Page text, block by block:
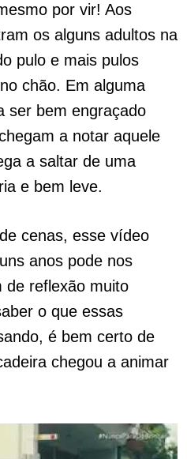
por vir! Aos
os alguns adultos na
pulo e mais pulos
chão. Em alguma
ser bem engraçado
a notar aquele
a saltar de uma
e bem leve.
cenas, esse vídeo
anos pode nos
de reflexão muito
o que essas
é bem certo de
chegou a animar